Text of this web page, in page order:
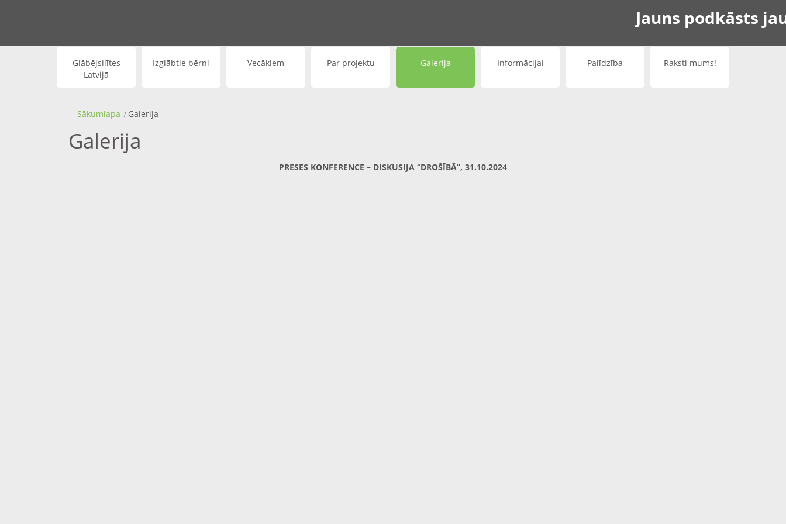
Jauns podkāsts
Glābējsilītes
Latvijā
Izglābtie bērni Vecākiem Par projektu Galerija Informācijai Palīdzība Raksti mums!
Sākumlapa Galerija
Galerija
PRESES KONFERENCE – DISKUSIJA “DROŠĪBĀ”, 31.10.2024